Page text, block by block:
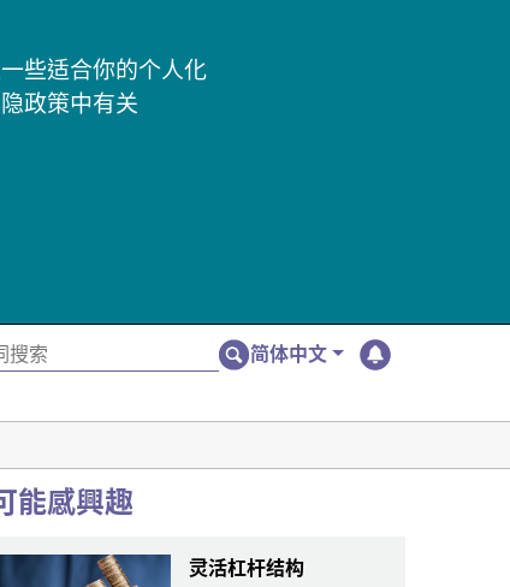
些适合你的个人化
政策中有关
简体中文
能感興趣
灵活杠杆结构